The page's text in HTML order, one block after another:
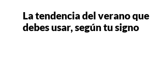
La tendencia del verano que
debes usar, según tu signo